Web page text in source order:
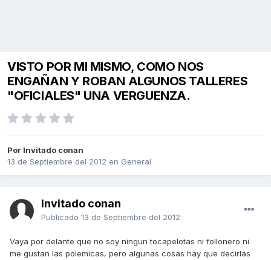
VISTO POR MI MISMO, COMO NOS
ENGAÑAN Y ROBAN ALGUNOS TALLERES
"OFICIALES" UNA VERGUENZA.
Por Invitado conan
13 de Septiembre del 2012 en General
Invitado conan
Publicado 13 de Septiembre del 2012
Vaya por delante que no soy ningun tocapelotas ni follonero ni
me gustan las polemicas, pero algunas cosas hay que decirlas